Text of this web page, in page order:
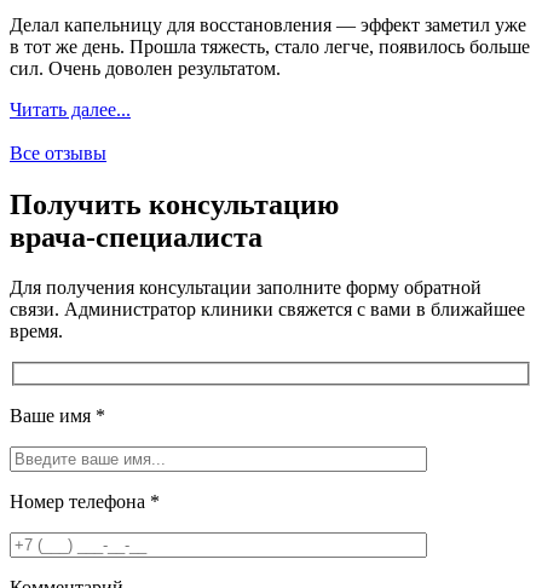
Делал капельницу для восстановления — эффект заметил уже
в тот же день. Прошла тяжесть, стало легче, появилось больше
сил. Очень доволен результатом.
Читать далее...
Все отзывы
Получить консультацию
врача-специалиста
Для получения консультации заполните форму обратной
связи. Администратор клиники свяжется с вами в ближайшее
время.
Ваше имя *
Номер телефона *